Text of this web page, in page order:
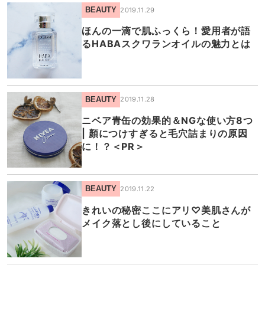
BEAUTY 2019.11.29
ほんの一滴で肌ふっくら！愛用者が語
るHABAスクワランオイルの魅力とは
BEAUTY 2019.11.28
ニベア青缶の効果的＆NGな使い方8つ
| 顏につけすぎると毛穴詰まりの原因
に！？＜PR＞
BEAUTY 2019.11.22
きれいの秘密ここにアリ♡美肌さんが
メイク落とし後にしていること